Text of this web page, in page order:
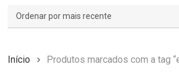
Início Produtos marcados com a tag